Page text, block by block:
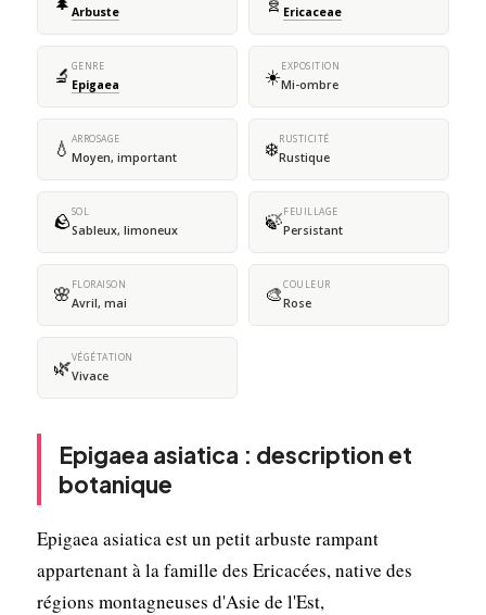
Arbuste Ericaceae
🔬 GENRE
Epigaea ☀️EXPOSITION
Mi-ombre
💧 ARROSAGE
Moyen, important ❄️RUSTICITÉ
Rustique
🪨SOL
Sableux, limoneux 🍃FEUILLAGE
Persistant
🌸 FLORAISON
Avril, mai 🎨COULEUR
Rose
🌿VÉGÉTATION
Vivace
Epigaea asiatica : description et
botanique
Epigaea asiatica est un petit arbuste rampant
appartenant à la famille des Ericacées, native des
régions montagneuses d'Asie de l'Est,